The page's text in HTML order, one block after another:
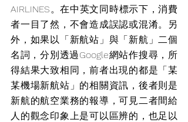
AIRLINES。在中英文同時標示下，消費
者一目了然，不會造成誤認或混淆。另
外，如果以「新航站」與「新航」二個
名詞，分別透過Google網站作搜尋，所
得結果大致相同，前者出現的都是「某
某機場新航站」的相關資訊，後者則是
新航的航空業務的報導，可見二者間給
人的觀念印象上是可以區辨的，也足以